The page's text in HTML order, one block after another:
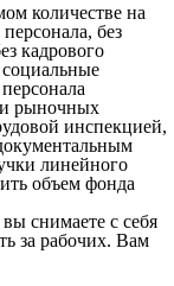
количестве на
без
кадрового
рыночных
инспекцией,
линейного
объем фонда
снимаете с себя
за рабочих. Вам